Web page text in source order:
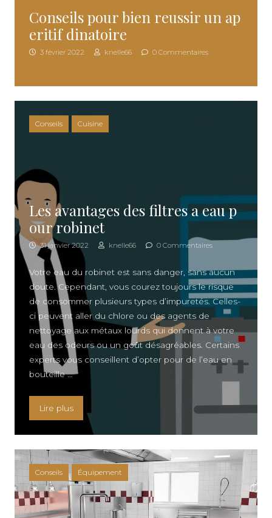
Conseils pour bien reussir un ap
eritif dinatoire
3 février 2022 knelle66 0 Commentaires
Conseils Cuisine
Les avantages des filtres a eau p
our robinet
31 janvier 2022 knelle66 0 Commentaires
Votre eau du robinet est sans danger, sans aucun
doute. Cependant, vous courez toujours le risque
de consommer plusieurs types d’impuretés. Celles-
ci peuvent aller du chlore ou des agents de
nettoyage aux métaux lourds qui donnent à votre
eau des odeurs ou un goût désagréables. Certains
experts vous conseillent d’opter pour de l’eau en
bouteille …
Lire plus« Les avantages des filtres a eau pour robinet »
Conseils Équipement